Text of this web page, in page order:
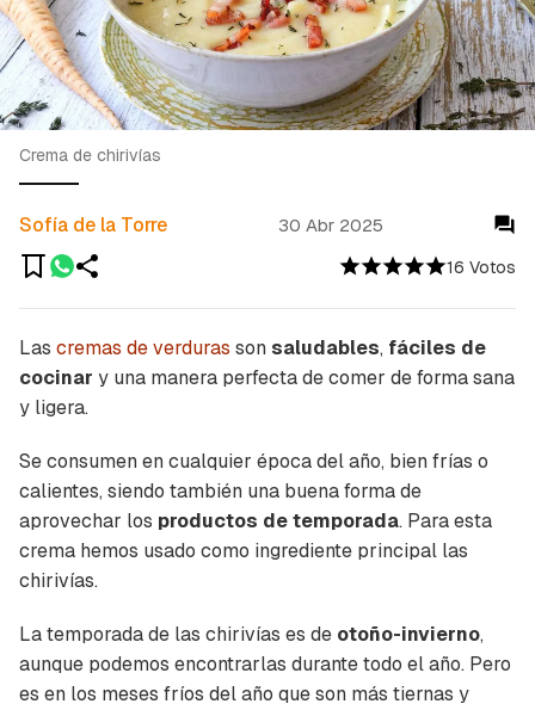
16 Votos
Sofía de la Torre 30 Abr 2025
Crema de chirivías
Las cremas de verduras son saludables, fáciles de
cocinar y una manera perfecta de comer de forma sana
y ligera.
Se consumen en cualquier época del año, bien frías o
calientes, siendo también una buena forma de
aprovechar los productos de temporada. Para esta
crema hemos usado como ingrediente principal las
chirivías.
La temporada de las chirivías es de otoño-invierno,
aunque podemos encontrarlas durante todo el año. Pero
es en los meses fríos del año que son más tiernas y